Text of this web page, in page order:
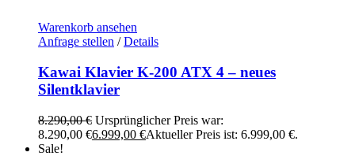
Warenkorb ansehen
Anfrage stellen / Details
Kawai Klavier K-200 ATX 4 – neues
Silentklavier
8.290,00€ Ursprünglicher Preis war:
8.290,00 €6.999,00 €Aktueller Preis ist: 6.999,00 €.
Sale!